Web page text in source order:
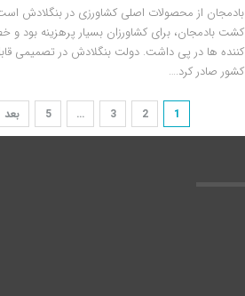
بادمجان از محصولات اصلی کشاورزی در بنگلادش
کشت بادمجان، برای کشاورزان بسیار پرهزینه
کننده ها در پی داشت. دولت بنگلادش در تصمیمی
کشور صادر کرد.…
1
2
3
…
5 بعد